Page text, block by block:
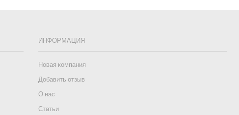
ИНФОРМАЦИЯ
Новая компания
Добавить отзыв
О нас
Статьи